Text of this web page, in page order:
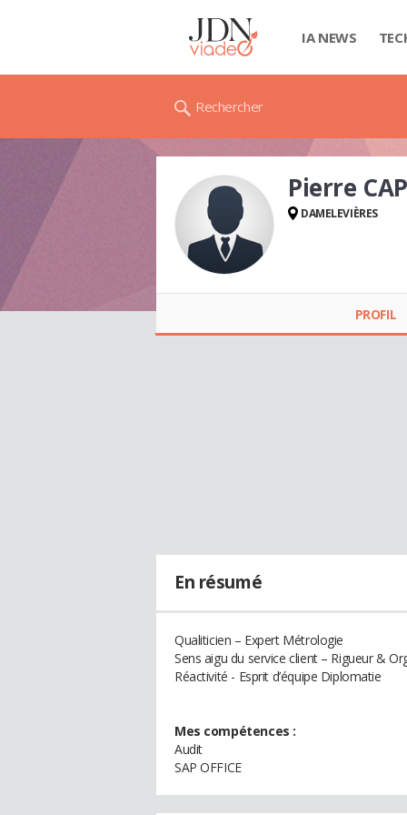
IA NEWS
Rechercher
Pierre
DAMELEVIÈRES
PROFIL
En résumé
Qualiticien – Expert Métrologie
Sens aigu du service client – Rigueur &
Réactivité - Esprit d’équipe Diplomatie
Mes compétences :
Audit
SAP OFFICE